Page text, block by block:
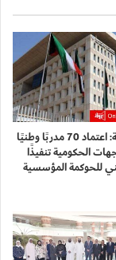
الخدمة المدنية: اعتماد 70 مدربًا وطنيًا
الحكومية تنفيذًا
للحوكمة المؤسسية